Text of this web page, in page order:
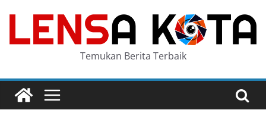
content
Temukan Berita Terbaik